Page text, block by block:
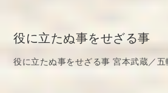
役に立たぬ事をせざる事
役に立たぬ事をせざる事 宮本武蔵／